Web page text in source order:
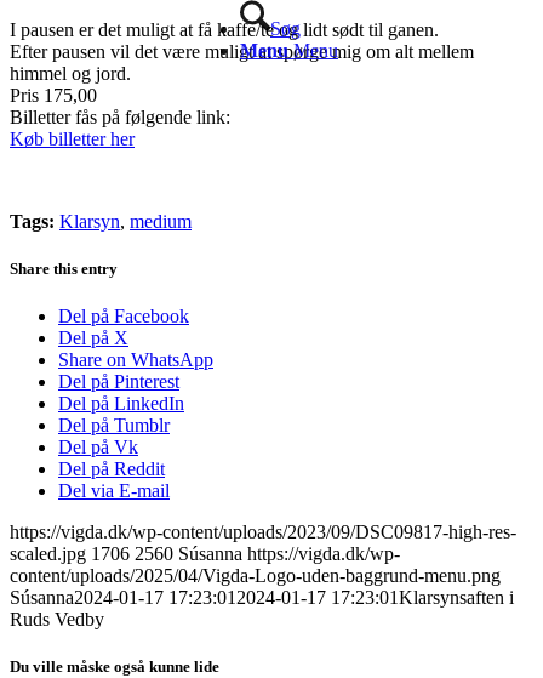
Søg
Menu Menu
I pausen er det muligt at få kaffe/te og lidt sødt til ganen.
Efter pausen vil det være muligt at spørge mig om alt mellem
himmel og jord.
Pris 175,00
Billetter fås på følgende link:
Køb billetter her
Tags: Klarsyn, medium
Share this entry
Del på Facebook
Del på X
Share on WhatsApp
Del på Pinterest
Del på LinkedIn
Del på Tumblr
Del på Vk
Del på Reddit
Del via E-mail
https://vigda.dk/wp-content/uploads/2023/09/DSC09817-high-res-
scaled.jpg 1706 2560 Súsanna https://vigda.dk/wp-
content/uploads/2025/04/Vigda-Logo-uden-baggrund-menu.png
Súsanna2024-01-17 17:23:01 2024-01-17 17:23:01Klarsynsaften i
Ruds Vedby
Du ville måske også kunne lide